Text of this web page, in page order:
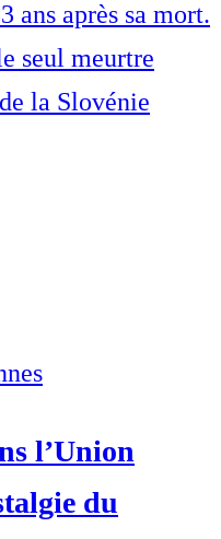
ans après sa mort.
seul meurtre
la Slovénie
l’Union
du